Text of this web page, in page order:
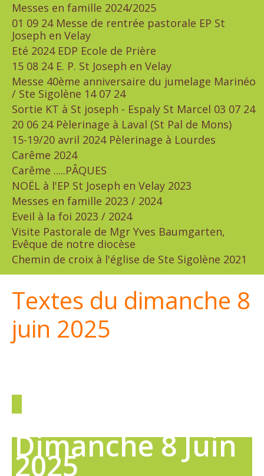
Messes en famille 2024/2025
01 09 24 Messe de rentrée pastorale EP St
Joseph en Velay
Eté 2024 EDP Ecole de Prière
15 08 24 E. P. St Joseph en Velay
Messe 40ème anniversaire du jumelage Marinéo
/ Ste Sigolène 14 07 24
Sortie KT à St joseph - Espaly St Marcel 03 07 24
20 06 24 Pèlerinage à Laval (St Pal de Mons)
15-19/20 avril 2024 Pèlerinage à Lourdes
Carême 2024
Carême .....PÂQUES
NOËL à l'EP St Joseph en Velay 2023
Messes en famille 2023 / 2024
Eveil à la foi 2023 / 2024
Visite Pastorale de Mgr Yves Baumgarten,
Evêque de notre diocèse
Chemin de croix à l'église de Ste Sigolène 2021
Textes du dimanche 8
juin 2025
Dimanche 8 Juin
2025